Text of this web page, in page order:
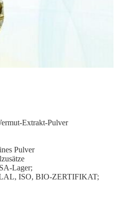
Extrakt-Pulver
Pulver
Lager;
ISO, BIO-ZERTIFIKAT;